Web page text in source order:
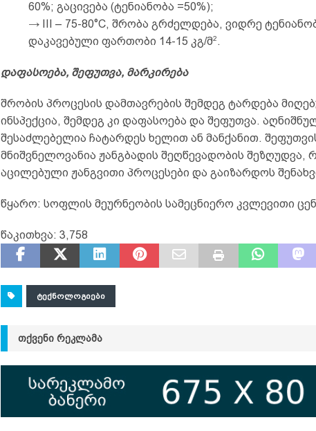
60%; გაცივება (ტენიანობა =50%);
→ III – 75-80°C, შრობა გრძელდება, ვიდრე
დაკავებული ფართობი 14-15 კგ/მ2 .
დაფასოება, შეფუთვა, მარკირება
შრობის პროცესის დამთავრების შემდეგ ტარდება
ინსპექცია, შემდეგ კი დაფასოება და შეფუთვა.
შესაძლებელია ჩატარდეს ხელით ან მანქანით.
მნიშვნელოვანია ჟანგბადის შეღწევადობის შეზღუდვა,
აცილებული ჟანგვითი პროცესები და გაიზარდოს
წყარო: სოფლის მეურნეობის სამეცნიერო კვლევითი
წაკითხვა: 3,758
ᲢᲔᲥᲜᲝᲚᲝᲒᲘᲔᲑᲘ
ᲗᲥᲕᲔᲜᲘ ᲠᲔᲙᲚᲐᲛᲐ